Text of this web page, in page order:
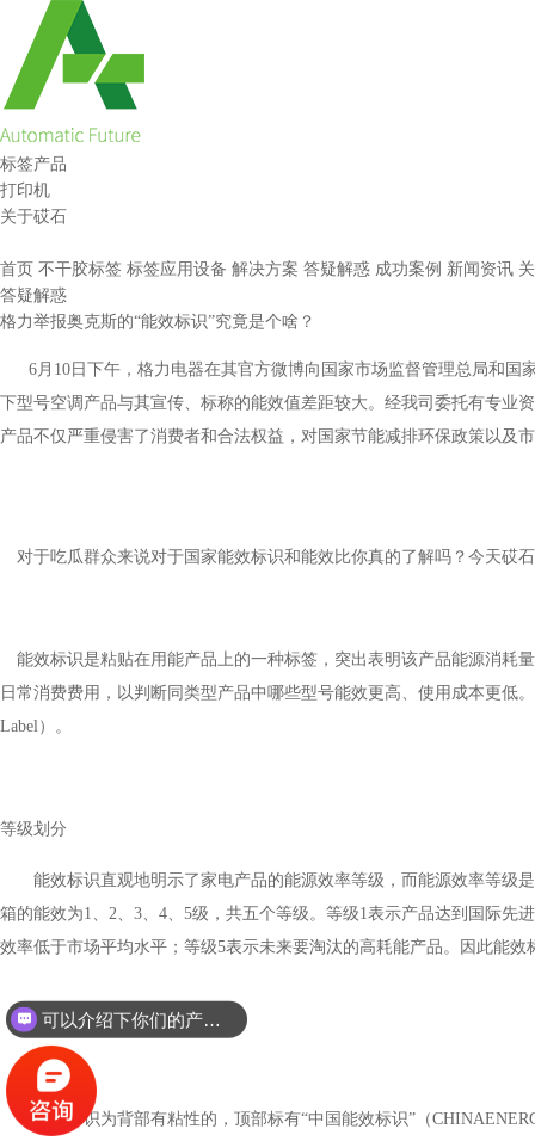
标签产品
打印机
关于砹石
首页 不干胶标签 标签应用设备 解决方案 答疑解惑 成功案例 新闻资讯
答疑解惑
格力举报奥克斯的“能效标识”究竟是个啥？
6月 10 日下午，格力电器在其官方微博向国家市场监督管理总局和国
下型号空调产品与其宣传、标称的能效值差距较大。经我司委托有专业
产品不仅严重侵害了消费者和合法权益，对国家节能减排环保政策以及
对于吃瓜群众来说对于国家能效标识和能效比你真的了解吗？今天砹
能效标识是粘贴在用能产品上的一种标签，突出表明该产品能源消耗
日常消费费用，以判断同类型产品中哪些型号能效更高、使用成本更低。
Label ）。
等级划分
能效标识直观地明示了家电产品的能源效率等级，而能源效率等级
箱的能效为1 2 3 4 5级，共五个等级。等级1 表示产品达到国际先
效率低于市场平均水平；等级5表示未来要淘汰的高耗能产品。因此能
能效标识为背部有粘性的，顶部标有“中国能效标识” （